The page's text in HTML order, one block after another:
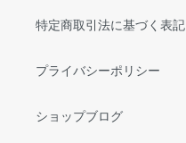
特定商取引法に基づく表記
プライバシーポリシー
ショップブログ